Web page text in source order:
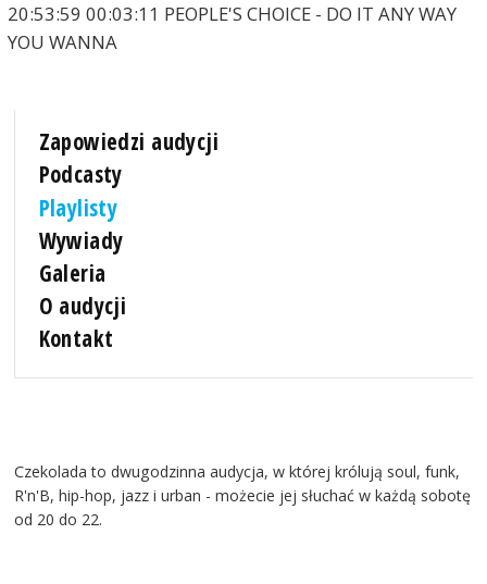
20:53:59 00:03:11 PEOPLE'S CHOICE - DO IT ANY WAY
YOU WANNA
Zapowiedzi audycji
Podcasty
Playlisty
Wywiady
Galeria
O audycji
Kontakt
Czekolada to dwugodzinna audycja, w której królują soul, funk,
R'n'B, hip-hop, jazz i urban - możecie jej słuchać w każdą sobotę
od 20 do 22.